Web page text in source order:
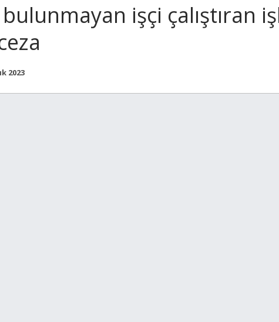
YAŞAM İZMİR HABERLERİ GEÇMİŞ ZAMAN
ÇATAL HABERLERI
işçi çalıştıran
2023